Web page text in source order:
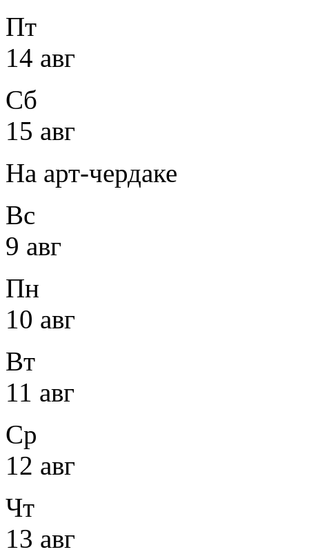
Пт
14 авг
Сб
15 авг
На арт-чердаке
Вс
9 авг
Пн
10 авг
Вт
11 авг
Ср
12 авг
Чт
13 авг